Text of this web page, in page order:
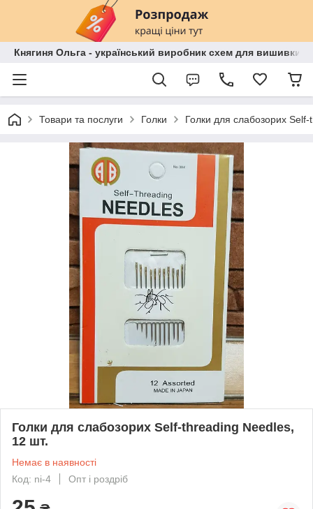
Княгиня Ольга - український виробник схем для вишивки
Товари та послуги Голки Голки для слабозорих
Голки для слабозорих Self-threading Needles,
12 шт.
Немає в наявності
Код: ni-4
Опт і роздріб